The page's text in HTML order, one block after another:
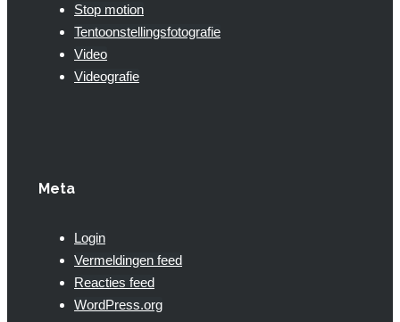
Stop motion
Tentoonstellingsfotografie
Video
Videografie
Meta
Login
Vermeldingen feed
Reacties feed
WordPress.org